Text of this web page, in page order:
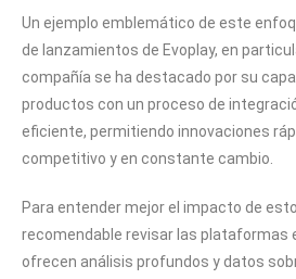
Un ejemplo emblemático de este
de lanzamientos de Evoplay, en
compañía se ha destacado por su
productos con un proceso de
eficiente, permitiendo innovaciones
competitivo y en constante cambio.
Para entender mejor el impacto de
recomendable revisar las plataformas
ofrecen análisis profundos y datos